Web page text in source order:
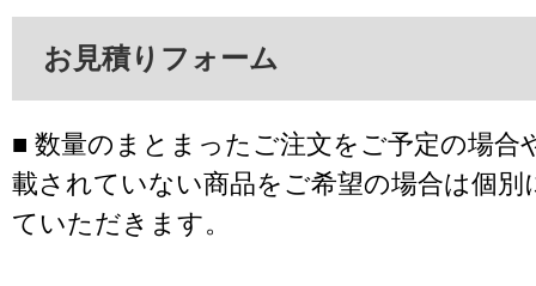
お見積りフォーム
■ 数量のまとまったご注文をご予定の場合
載されていない商品をご希望の場合は個別
ていただきます。